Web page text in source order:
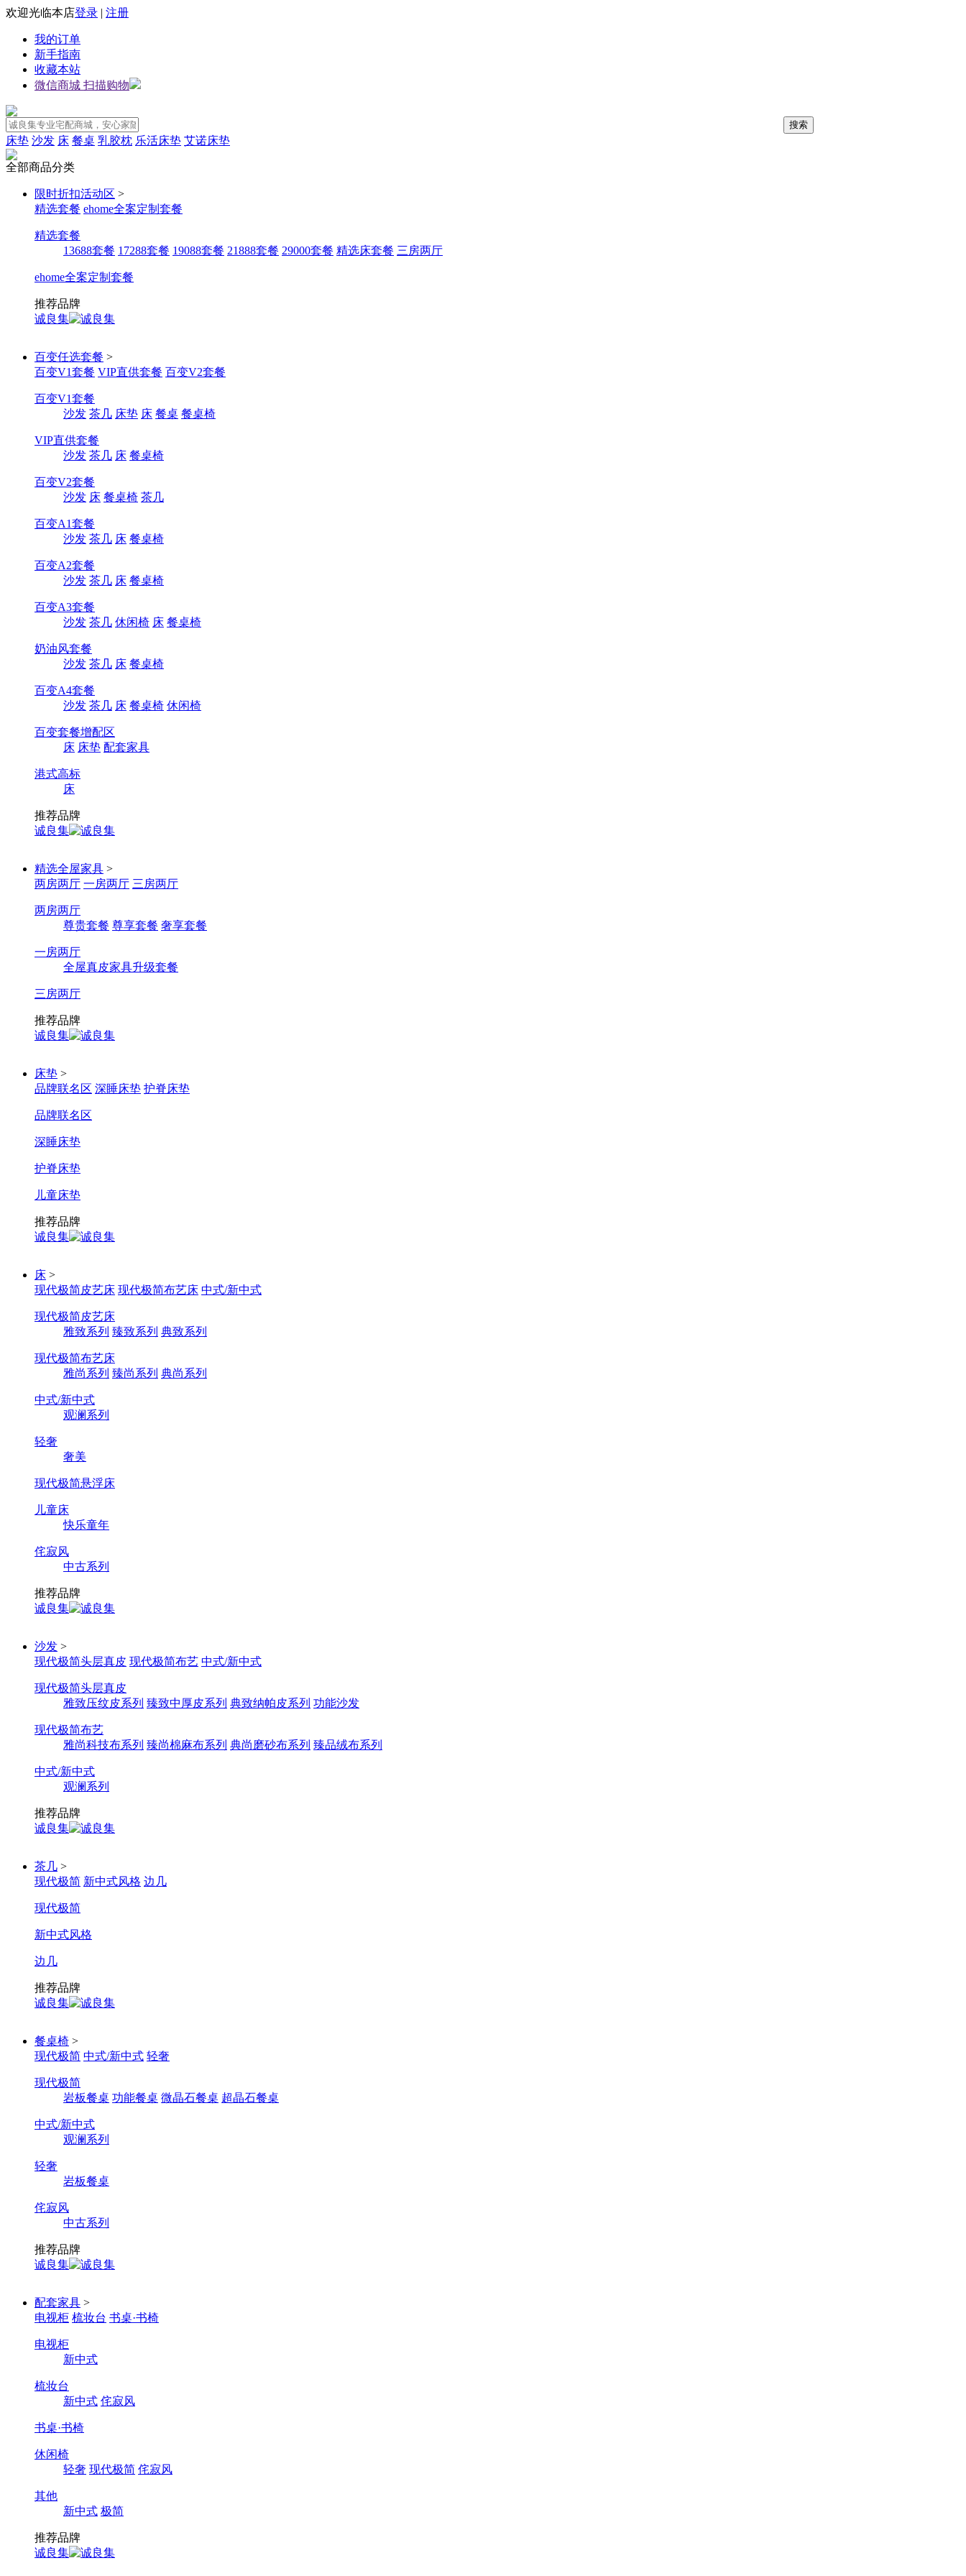
欢迎光临本店登录 | 注册
我的订单
新手指南
收藏本站
微信商城 扫描购物
床垫 沙发 床 餐桌 乳胶枕 乐活床垫 艾诺床垫
全部商品分类
限时折扣活动区 >
精选套餐 ehome全案定制套餐
精选套餐
13688套餐 17288套餐 19088套餐 21888套餐 29000套餐 精选床套餐 三房两厅
ehome全案定制套餐
推荐品牌
诚良集
百变任选套餐 >
百变V1套餐 VIP直供套餐 百变V2套餐
百变V1套餐
沙发 茶几 床垫 床 餐桌 餐桌椅
VIP直供套餐
沙发 茶几 床 餐桌椅
百变V2套餐
沙发 床 餐桌椅 茶几
百变A1套餐
沙发 茶几 床 餐桌椅
百变A2套餐
沙发 茶几 床 餐桌椅
百变A3套餐
沙发 茶几 休闲椅 床 餐桌椅
奶油风套餐
沙发 茶几 床 餐桌椅
百变A4套餐
沙发 茶几 床 餐桌椅 休闲椅
百变套餐增配区
床 床垫 配套家具
港式高标
床
推荐品牌
诚良集
精选全屋家具 >
两房两厅 一房两厅 三房两厅
两房两厅
尊贵套餐 尊享套餐 奢享套餐
一房两厅
全屋真皮家具升级套餐
三房两厅
推荐品牌
诚良集
床垫 >
品牌联名区 深睡床垫 护脊床垫
品牌联名区
深睡床垫
护脊床垫
儿童床垫
推荐品牌
诚良集
床 >
现代极简皮艺床 现代极简布艺床 中式/新中式
现代极简皮艺床
雅致系列 臻致系列 典致系列
现代极简布艺床
雅尚系列 臻尚系列 典尚系列
中式/新中式
观澜系列
轻奢
奢美
现代极简悬浮床
儿童床
快乐童年
侘寂风
中古系列
推荐品牌
诚良集
沙发 >
现代极简头层真皮 现代极简布艺 中式/新中式
现代极简头层真皮
雅致压纹皮系列 臻致中厚皮系列 典致纳帕皮系列 功能沙发
现代极简布艺
雅尚科技布系列 臻尚棉麻布系列 典尚磨砂布系列 臻品绒布系列
中式/新中式
观澜系列
推荐品牌
诚良集
茶几 >
现代极简 新中式风格 边几
现代极简
新中式风格
边几
推荐品牌
诚良集
餐桌椅 >
现代极简 中式/新中式 轻奢
现代极简
岩板餐桌 功能餐桌 微晶石餐桌 超晶石餐桌
中式/新中式
观澜系列
轻奢
岩板餐桌
侘寂风
中古系列
推荐品牌
诚良集
配套家具 >
电视柜 梳妆台 书桌·书椅
电视柜
新中式
梳妆台
新中式 侘寂风
书桌·书椅
休闲椅
轻奢 现代极简 侘寂风
其他
新中式 极简
推荐品牌
诚良集